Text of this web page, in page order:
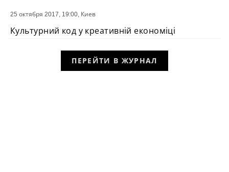
СОБЫТИЕ
25 октября 2017, 19:00, Киев
Культурний код у креативній економіці
ПЕРЕЙТИ В ЖУРНАЛ